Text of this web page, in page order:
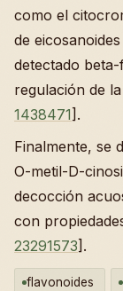
como el
de
detectado
regulación de
1438471].
Finalmente, se
O-metil-D-
decocción
con
23291573].
flavonoides